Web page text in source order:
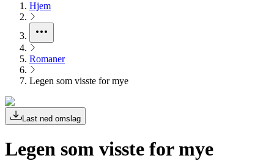
Hjem
Romaner
Legen som visste for mye
Last ned omslag
Legen som visste for mye